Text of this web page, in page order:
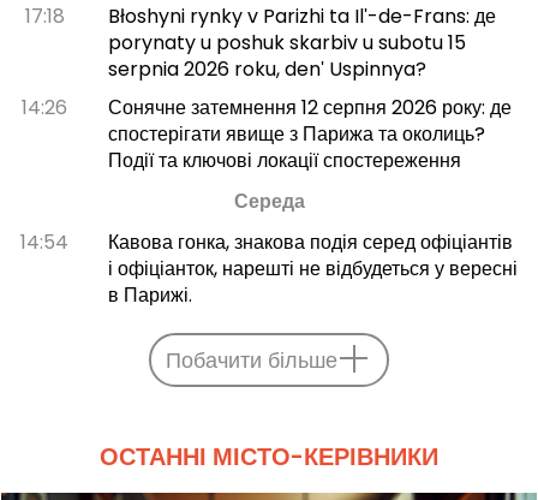
17:18
Błoshyni rynky v Parizhi ta Ilʹ-de-Frans: де
porynaty u poshuk skarbiv u subotu 15
serpnia 2026 roku, denʹ Uspinnya?
14:26
Сонячне затемнення 12 серпня 2026 року: де
спостерігати явище з Парижа та околиць?
Події та ключові локації спостереження
Середа
14:54
Кавова гонка, знакова подія серед офіціантів
і офіціанток, нарешті не відбудеться у вересні
в Парижі.
Побачити більше
ОСТАННІ МІСТО-КЕРІВНИКИ